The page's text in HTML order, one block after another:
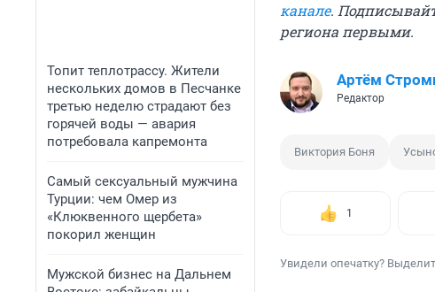
Топит теплотрассу. Жители
нескольких домов в Песчанке
третью неделю страдают без
горячей воды — авария
потребовала капремонта
Самый сексуальный мужчина
Турции: чем Омер из
«Клюквенного щербета»
покорил женщин
Мужской бизнес на Дальнем
канале.
региона первыми.
Артём
Редактор
Виктория Боня
1
Увидели опечатку?